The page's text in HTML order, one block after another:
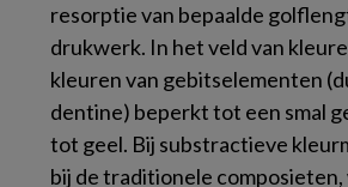
resorptie van bepaalde
drukwerk. In het veld van
kleuren van gebitselementen
dentine) beperkt tot een smal
tot geel. Bij substractieve
bij de traditionele